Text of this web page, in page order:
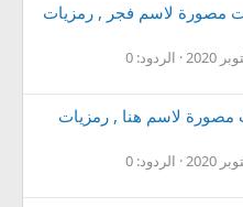
مصورة لاسم فجر , رمزيات
الردود: 0
مصورة لاسم هنا , رمزيات
الردود: 0